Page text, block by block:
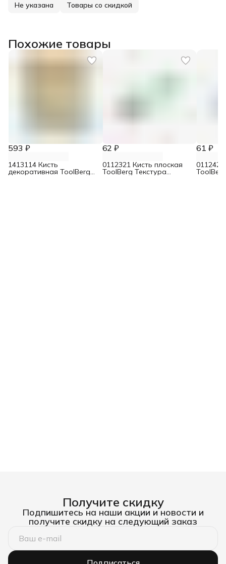
Не указана Товары со скидкой
Похожие товары
593 ₽
1413114 Кисть
декоративная ToolBerg
62 ₽
0112321 Кисть плоская
ToolBerg Текстура
61 ₽
Получите скидку
Подпишитесь на наши акции и новости и
получите скидку на следующий заказ